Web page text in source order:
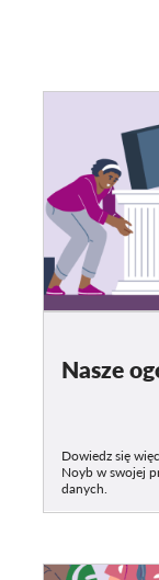
Nasze
Dowiedz się
Noyb w swojej
danych.